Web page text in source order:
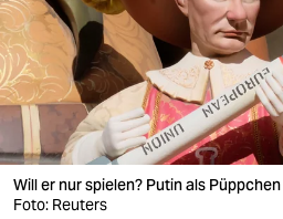
berlin
nord
wahrheit
verlag
verlag
Will er nur spielen? Putin als Püppchen
Foto: Reuters